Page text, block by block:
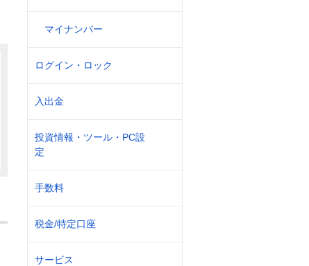
マイナンバー
ログイン・ロック
入出金
投資情報・ツール・PC設
定
手数料
税金/特定口座
サービス